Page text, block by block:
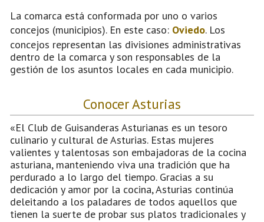
La comarca está conformada por uno o varios
concejos (municipios). En este caso: Oviedo. Los
concejos representan las divisiones administrativas
dentro de la comarca y son responsables de la
gestión de los asuntos locales en cada municipio.
Conocer Asturias
«El Club de Guisanderas Asturianas es un tesoro
culinario y cultural de Asturias. Estas mujeres
valientes y talentosas son embajadoras de la cocina
asturiana, manteniendo viva una tradición que ha
perdurado a lo largo del tiempo. Gracias a su
dedicación y amor por la cocina, Asturias continúa
deleitando a los paladares de todos aquellos que
tienen la suerte de probar sus platos tradicionales y